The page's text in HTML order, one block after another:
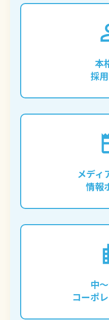
本
採
奈良の求職者に響
発信し、応募者
「オウンドメディ
メディ
情報
奈良の専門情報サ
事を管
中
コーポ
IR情報、事業紹介
わたる情報を整理
ダーへ向けて信頼